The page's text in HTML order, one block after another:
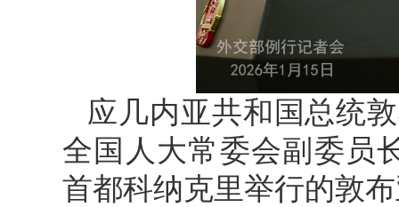
应几内亚共和国总统
全国人大常委会副委员
首都科纳克里举行的敦